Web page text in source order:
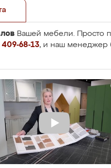
Вашей мебели. Просто
68-13, и наш менеджер